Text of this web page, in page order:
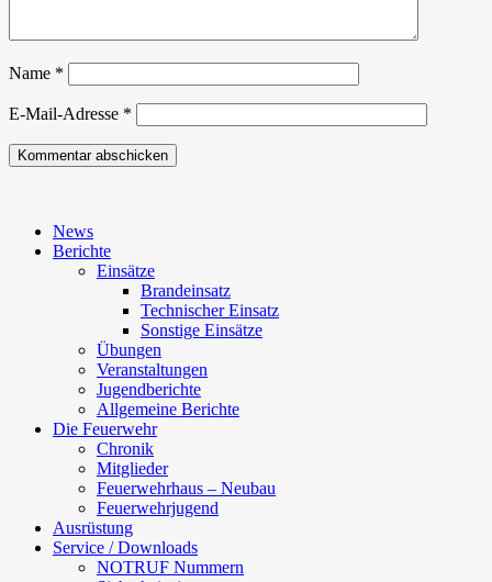
Name *
E-Mail-Adresse *
News
Berichte
Einsätze
Brandeinsatz
Technischer Einsatz
Sonstige Einsätze
Übungen
Veranstaltungen
Jugendberichte
Allgemeine Berichte
Die Feuerwehr
Chronik
Mitglieder
Feuerwehrhaus – Neubau
Feuerwehrjugend
Ausrüstung
Service / Downloads
NOTRUF Nummern